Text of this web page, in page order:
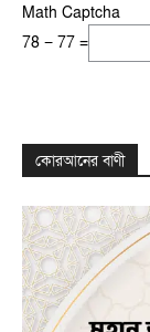
Math Captcha
78 − 77 =
কোরআনের বাণী